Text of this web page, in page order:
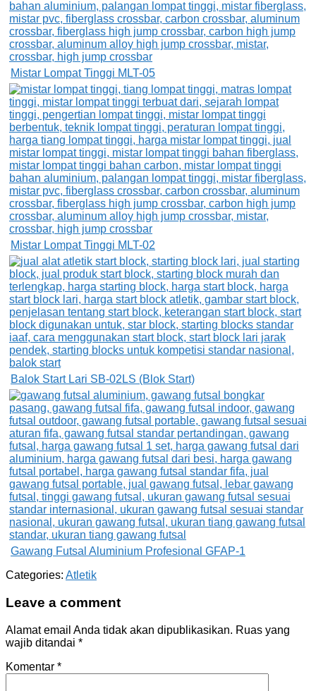
Mistar Lompat Tinggi MLT-05
Mistar Lompat Tinggi MLT-02
Balok Start Lari SB-02LS (Blok Start)
Gawang Futsal Aluminium Profesional GFAP-1
Categories: Atletik
Leave a comment
Alamat email Anda tidak akan dipublikasikan. Ruas yang
wajib ditandai *
Komentar *